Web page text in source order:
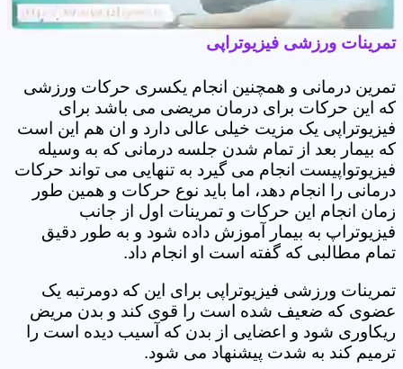
تمرینات ورزشی فیزیوتراپی
تمرین درمانی و همچنین انجام یکسری حرکات ورزشی
که این حرکات برای درمان مریضی می باشد برای
فیزیوتراپی یک مزیت خیلی عالی دارد و ان هم این است
که بیمار بعد از تمام شدن جلسه درمانی که به وسیله
فیزیوتواپیست انجام می گیرد به تنهایی می تواند حرکات
درمانی را انجام دهد، اما باید نوع حرکات و همین طور
زمان انجام این حرکات و تمرینات اول از جانب
فیزیوتراپ به بیمار آموزش داده شود و به طور دقیق
تمام مطالبی که گفته است او انجام داد.
تمرینات ورزشی فیزیوتراپی برای این که دومرتبه یک
عضوی که ضعیف شده است را قوی کند و بدن مریض
ریکاوری شود و اعضایی از بدن که آسیب دیده است را
ترمیم کند به شدت پیشنهاد می شود.